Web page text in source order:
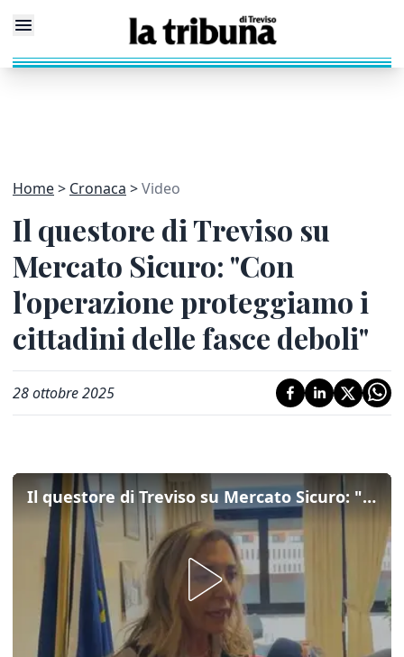
Home Cronaca Video
Il questore di Treviso su
Mercato Sicuro: "Con
l'operazione proteggiamo i
cittadini delle fasce deboli"
28 ottobre 2025
Il questore di Treviso su Mercato Sicuro: "Con l'operazione proteggiamo i cittadini delle fasce deboli"